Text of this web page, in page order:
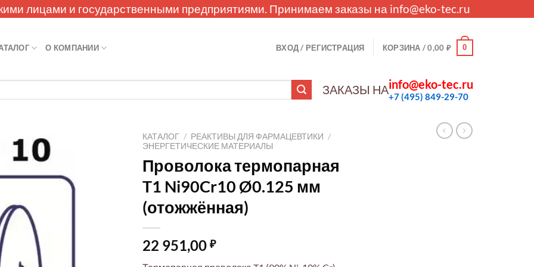
лицами и государственными предприятиями. Принимаем заказы на info@eko-tec.ru
О КОМПАНИИ ВХОД / РЕГИСТРАЦИЯ КОРЗИНА /0,00 ₽ 0
ЗАКАЗЫ НАinfo@eko-tec.ru
+7 (495) 849-29-70
КАТАЛОГ / РЕАКТИВЫ ДЛЯ ФАРМАЦЕВТИКИ /
ЭНЕРГЕТИЧЕСКИЕ МАТЕРИАЛЫ
Проволока термопарная
T1 Ni90Cr10 Ø0.125 мм
(отожжённая)
22 951,00 ₽